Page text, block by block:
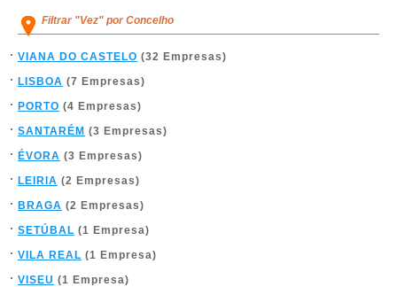
Filtrar "Vez" por Concelho
VIANA DO CASTELO (32 Empresas)
LISBOA (7 Empresas)
PORTO (4 Empresas)
SANTARÉM (3 Empresas)
ÉVORA (3 Empresas)
LEIRIA (2 Empresas)
BRAGA (2 Empresas)
SETÚBAL (1 Empresa)
VILA REAL (1 Empresa)
VISEU (1 Empresa)